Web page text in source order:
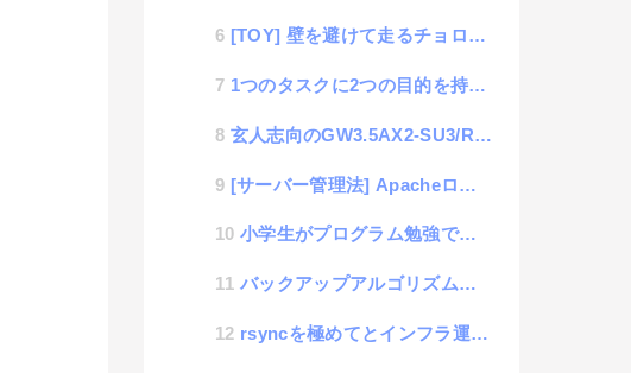
[TOY] 壁を避けて走るチョロQ「Q-eyes」
1つのタスクに2つの目的を持たせる事で成長を加速させる
玄人志向のGW3.5AX2-SU3/REV2.0を使って大容量NAS構築手記 #1
[サーバー管理法] Apacheログから時間別のIPアドレスのコネクト数を取得
小学生がプログラム勉強できる「ozobot」の使用レポート
バックアップアルゴリズムを知らなければ、これからの時代苦労するかも
rsyncを極めてとインフラ運用に強くなろう！